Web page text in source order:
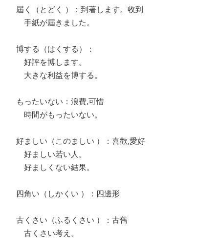
屆く（とどく ）：到著します。收到
手紙が屆きました。
博する（はくする）：
好評を博します。
大きな利益を博する。
もったいない：浪費,可惜
時間がもったいない。
好ましい（このましい ）：喜歡,愛好
好ましい若い人。
好ましくない結果。
四角い（しかくい ）：四邊形
古くさい（ふるくさい ）：古舊
古くさい考え。